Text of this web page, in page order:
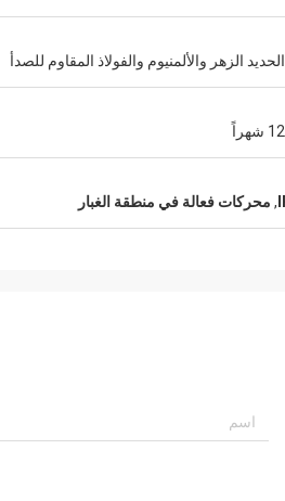
الحديد الزهر والألمنيوم والفولاذ المقاوم للصدأ
12 شهراً
, محركات فعالة في منطقة الغبار